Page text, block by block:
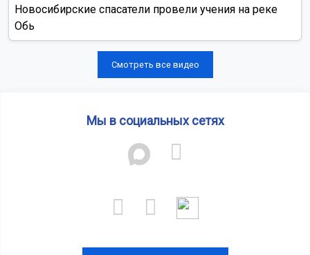
Новосибирские спасатели провели учения на реке
Обь
Смотреть все видео
Мы в социальных сетях